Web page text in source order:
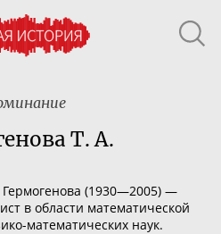
Т. А.
Гермогенова (1930—2005) —
в области математической
математических наук.